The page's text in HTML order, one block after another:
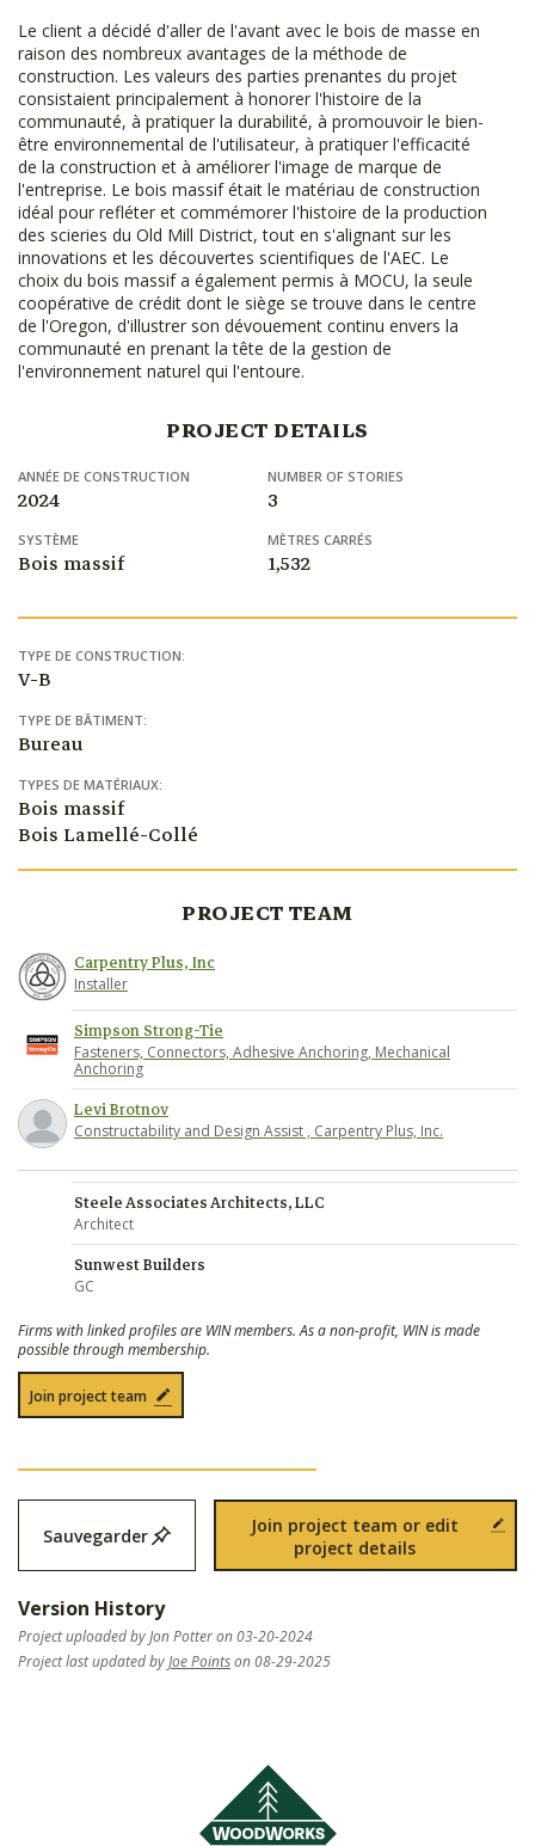
Le client a décidé d'aller de l'avant avec le bois de masse en
raison des nombreux avantages de la méthode de
construction. Les valeurs des parties prenantes du projet
consistaient principalement à honorer l'histoire de la
communauté, à pratiquer la durabilité, à promouvoir le bien-
être environnemental de l'utilisateur, à pratiquer l'efficacité
de la construction et à améliorer l'image de marque de
l'entreprise. Le bois massif était le matériau de construction
idéal pour refléter et commémorer l'histoire de la production
des scieries du Old Mill District, tout en s'alignant sur les
innovations et les découvertes scientifiques de l'AEC. Le
choix du bois massif a également permis à MOCU, la seule
coopérative de crédit dont le siège se trouve dans le centre
de l'Oregon, d'illustrer son dévouement continu envers la
communauté en prenant la tête de la gestion de
l'environnement naturel qui l'entoure.
PROJECT DETAILS
ANNÉE DE CONSTRUCTION
2024
NUMBER OF STORIES
3
SYSTÈME
Bois massif
MÈTRES CARRÉS
1,532
TYPE DE CONSTRUCTION:
V-B
TYPE DE BÂTIMENT:
Bureau
TYPES DE MATÉRIAUX:
Bois massif
Bois Lamellé-Collé
PROJECT TEAM
Carpentry Plus, Inc
Installer
Simpson Strong-Tie
Fasteners, Connectors, Adhesive Anchoring, Mechanical
Anchoring
Levi Brotnov
Constructability and Design Assist , Carpentry Plus, Inc.
Steele Associates Architects, LLC
Architect
Sunwest Builders
GC
Firms with linked profiles are WIN members. As a non-profit, WIN is made
possible through membership.
Join project team
Sauvegarder
Join project team or edit
project details
Version History
Project uploaded by Jon Potter on 03-20-2024
Project last updated byJoe Pointson 08-29-2025